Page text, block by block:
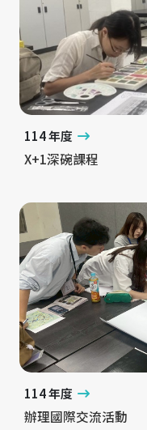
114 年度
X+1深碗課程
114 年度
辦理國際交流活動